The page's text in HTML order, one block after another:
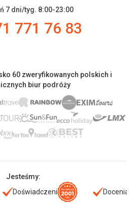
7 dni/tyg. 8:00-23:00
771 76 83
60 zweryfikowanych polskich i
biur podróży
Jesteśmy:
Doświadczeni Doceniani